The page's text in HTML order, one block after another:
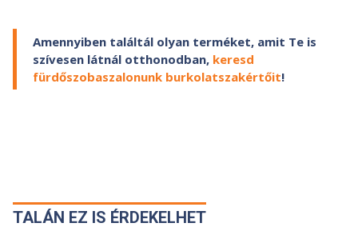
Amennyiben találtál olyan terméket, amit Te is
szívesen látnál otthonodban, keresd
fürdőszobaszalonunk burkolatszakértőit!
TALÁN EZ IS ÉRDEKELHET